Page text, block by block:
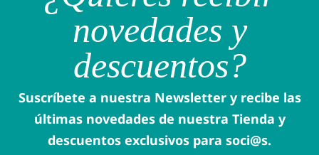
novedades y
descuentos?
Suscríbete a nuestra Newsletter y recibe las
últimas novedades de nuestra Tienda y
descuentos exclusivos para soci@s.